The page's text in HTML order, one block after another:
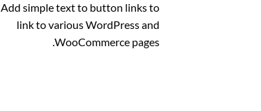
Add simple text to button links to
link to various WordPress and
WooCommerce pages.